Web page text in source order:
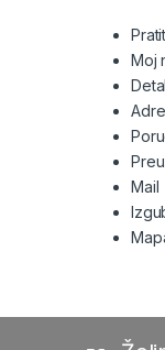
Moj
Mail